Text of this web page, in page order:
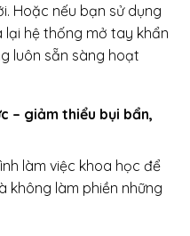
Hoặc nếu bạn sử dụng
hệ thống mở tay khẩn
luôn sẵn sàng hoạt
– giảm thiểu bụi bẩn,
làm việc khoa học để
không làm phiền những